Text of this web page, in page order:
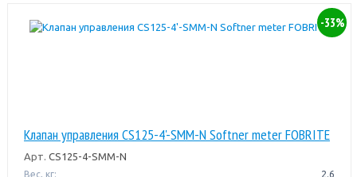
-33%
Клапан управления CS125-4'-SMM-N Softner meter FOBRITE
Арт. CS125-4-SMM-N
Вес, кг: 2.6